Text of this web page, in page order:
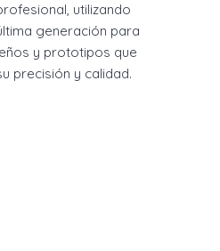
utilizando
generación para
y prototipos que
precisión y calidad.